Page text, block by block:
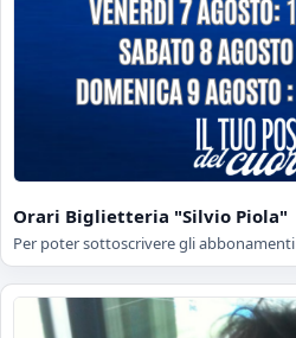
Orari Biglietteria "Silvio Piola"
Per poter sottoscrivere gli abbonamenti